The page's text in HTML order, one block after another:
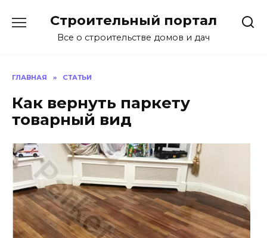
содержанию
Строительный портал
Все о строительстве домов и дач
ГЛАВНАЯ » СТАТЬИ
Как вернуть паркету
товарный вид